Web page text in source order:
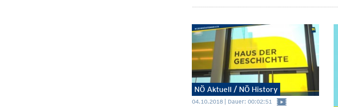
NÖ Aktuell / NÖ History
04.10.2018 | Dauer: 00:02:51